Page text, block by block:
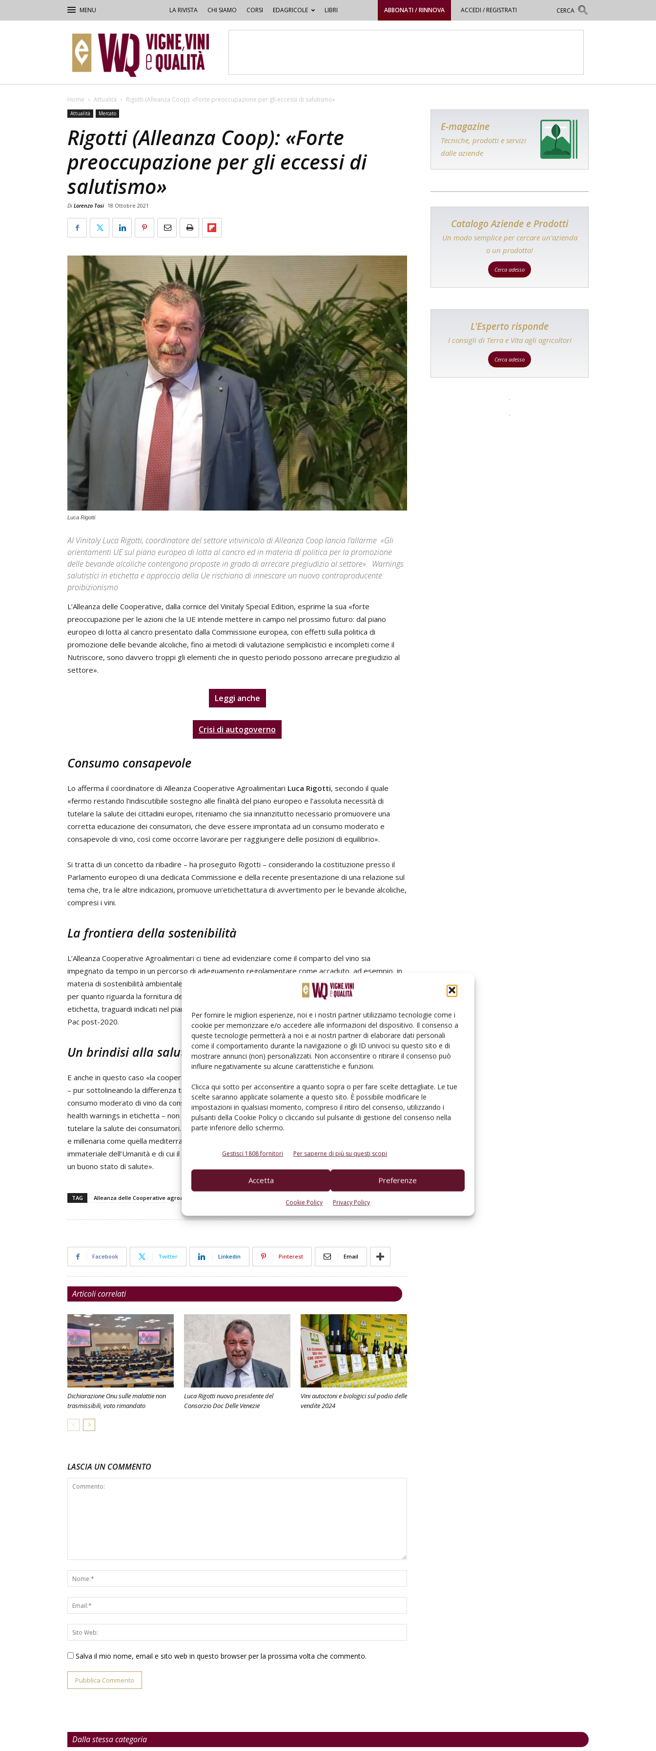
Per fornire le migliori esperienze, noi e i nostri partner utilizziamo tecnologie come i
cookie per memorizzare e/o accedere alle informazioni del dispositivo. Il consenso a
queste tecnologie permetterà a noi e ai nostri partner di elaborare dati personali
come il comportamento durante la navigazione o gli ID univoci su questo sito e di
mostrare annunci (non) personalizzati. Non acconsentire o ritirare il consenso può
influire negativamente su alcune caratteristiche e funzioni.
Clicca qui sotto per acconsentire a quanto sopra o per fare scelte dettagliate. Le tue
scelte saranno applicate solamente a questo sito. È possibile modificare le
impostazioni in qualsiasi momento, compreso il ritiro del consenso, utilizzando i
pulsanti della Cookie Policy o cliccando sul pulsante di gestione del consenso nella
parte inferiore dello schermo.
Gestisci 1808 fornitori Per saperne di più su questi scopi
Accetta Preferenze
Cookie Policy Privacy Policy
LA RIVISTA CHI SIAMO CORSI EDAGRICOLE LIBRI ABBONATI / RINNOVA ACCEDI / REGISTRATI
–
Vigne,
Vini
&
Home Attualità Rigotti (Alleanza Coop): «Forte preoccupazione per gli eccessi di salutismo»
Attualità Mercato
Rigotti (Alleanza Coop): «Forte
preoccupazione per gli eccessi di
salutismo»
Di Lorenzo Tosi 18 Ottobre 2021
Luca Rigotti
Al Vinitaly Luca Rigotti, coordinatore del settore vitivinicolo di Alleanza Coop lancia l’allarme «Gli
orientamenti UE sul piano europeo di lotta al cancro ed in materia di politica per la promozione
delle bevande alcoliche contengono proposte in grado di arrecare pregiudizio al settore». Warnings
salutistici in etichetta e approccio della Ue rischiano di innescare un nuovo controproducente
proibizionismo
L’Alleanza delle Cooperative, dalla cornice del Vinitaly Special Edition, esprime la sua «forte
preoccupazione per le azioni che la UE intende mettere in campo nel prossimo futuro: dal piano
europeo di lotta al cancro presentato dalla Commissione europea, con effetti sulla politica di
promozione delle bevande alcoliche, fino ai metodi di valutazione semplicistici e incompleti come il
Nutriscore, sono davvero troppi gli elementi che in questo periodo possono arrecare pregiudizio al
settore».
Leggi anche
Crisi di autogoverno
Consumo consapevole
Lo afferma il coordinatore di Alleanza Cooperative Agroalimentari Luca Rigotti, secondo il quale
«fermo restando l’indiscutibile sostegno alle finalità del piano europeo e l’assoluta necessità di
tutelare la salute dei cittadini europei, riteniamo che sia innanzitutto necessario promuovere una
corretta educazione dei consumatori, che deve essere improntata ad un consumo moderato e
consapevole di vino, così come occorre lavorare per raggiungere delle posizioni di equilibrio».
Si tratta di un concetto da ribadire – ha proseguito Rigotti – considerando la costituzione presso il
Parlamento europeo di una dedicata Commissione e della recente presentazione di una relazione sul
tema che, tra le altre indicazioni, promuove un’etichettatura di avvertimento per le bevande alcoliche,
compresi i vini.
La frontiera della sostenibilità
L’Alleanza Cooperative Agroalimentari ci tiene ad evidenziare come il comparto del vino sia
impegnato da tempo in un percorso di adeguamento regolamentare come accaduto, ad esempio, in
materia di sostenibilità ambientale – sulla quale il modello cooperativo è in prima linea – così come
per quanto riguarda la fornitura dell’elenco degli ingredienti e delle informazioni nutrizionali in
etichetta, traguardi indicati nel piano europeo di lotta al cancro ma affrontati anche nell’ambito della
Pac post-2020.
Un brindisi alla salute
E anche in questo caso «la cooperazione vitivinicola – ha proseguito il Coordinatore Vino dell’Alleanza
– pur sottolineando la differenza tra consumo eccessivo e quindi dannoso di bevande alcoliche e
consumo moderato di vino da consumare ai pasti ed esprimendo contrarietà all’ipotesi di indicare
health warnings in etichetta – non può che dirsi d’accordo sulla volontà di valorizzare la prevenzione e
tutelare la salute dei consumatori. Resta tuttavia convinta che l’adozione di una dieta sana, equilibrata
e millenaria come quella mediterranea, che è stata iscritta nel 2010 nella lista del Patrimonio culturale
immateriale dell’Umanità e di cui il vino è parte integrante, resti una delle vie migliori per mantenere
un buono stato di salute».
TAG Alleanza delle Cooperative agroalimentari vino e salute
Facebook Twitter Linkedin Pinterest Email
Articoli correlati
Dichiarazione Onu sulle malattie non
trasmissibili, voto rimandato
Luca Rigotti nuovo presidente del
Consorzio Doc Delle Venezie
Vini autoctoni e biologici sul podio delle
vendite 2024
LASCIA UN COMMENTO
Salva il mio nome, email e sito web in questo browser per la prossima volta che commento.
E-magazine
Tecniche, prodotti e servizi
dalle aziende
Catalogo Aziende e Prodotti
Un modo semplice per cercare un'azienda
o un prodotto!
Cerca adesso
L'Esperto risponde
I consigli di Terra e Vita agli agricoltori
Cerca adesso
Dalla stessa categoria